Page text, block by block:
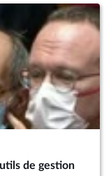
de gestion